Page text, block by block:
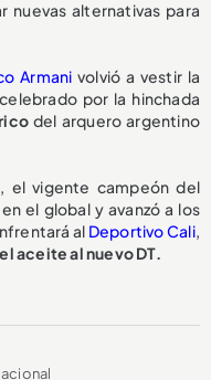
nuevas alternativas para
Armanivolvió a vestir la
por la hinchada
del arquero argentino
el vigente campeón del
el global y avanzó a los
al Deportivo Cali,
aceite al nuevo DT.